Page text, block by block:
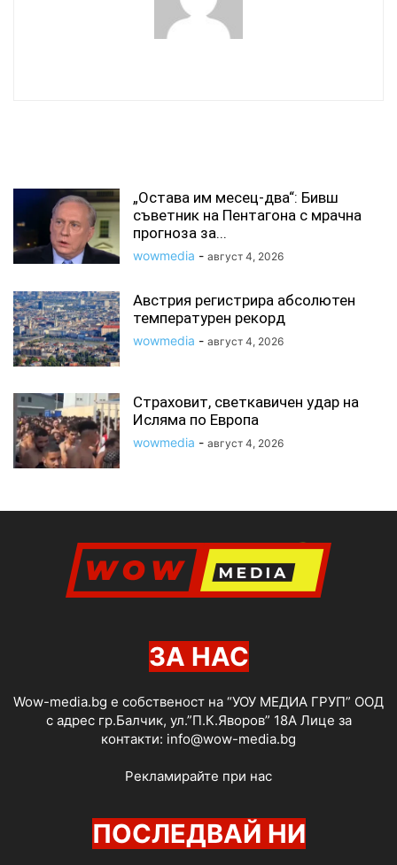
„Остава им месец-два“: Бивш
съветник на Пентагона с мрачна
прогноза за...
wowmedia - август 4, 2026
Австрия регистрира абсолютен
температурен рекорд
wowmedia - август 4, 2026
Страховит, светкавичен удар на
Исляма по Европа
wowmedia - август 4, 2026
ЗА НАС
Wow-media.bg е собственост на “УОУ МЕДИА ГРУП” ООД
с адрес гр.Балчик, ул.”П.К.Яворов” 18А Лице за
контакти: info@wow-media.bg
Рекламирайте при нас
ПОСЛЕДВАЙ НИ